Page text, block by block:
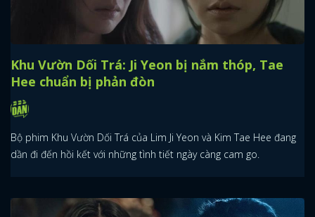
Khu Vườn Dối Trá: Ji Yeon bị nắm thóp, Tae
Hee chuẩn bị phản đòn
Bộ phim Khu Vườn Dối Trá của Lim Ji Yeon và Kim Tae Hee đang
dần đi đến hồi kết với những tình tiết ngày càng cam go.